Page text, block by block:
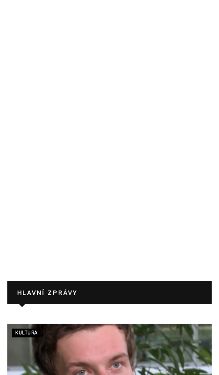
HLAVNÍ ZPRÁVY
KULTURA